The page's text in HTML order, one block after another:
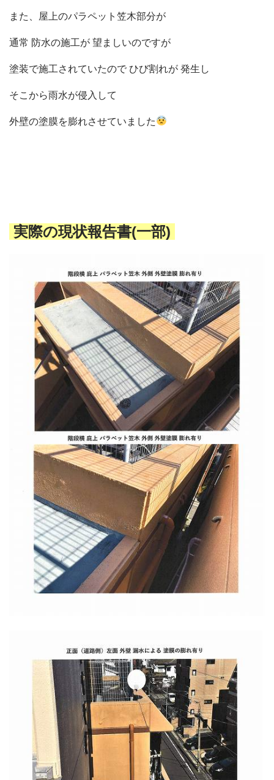
会社概要
選ばれる理由
施工事例
現場ブログ
リフォームの流れ
リフォームQ&A
お問い合わせ
お電話でお気軽にお問い合わせください
082-291-9400
営業時間10：00～18：00（日祝除く）
お見積もりは無料です
まずはメールでご相談
また、屋上のパラペット笠木部分が
通常 防水の施工が 望ましいのですが
塗装で施工されていたので ひび割れが 発生し
そこから雨水が侵入して
外壁の塗膜を膨れさせていました
実際の現状報告書(一部)